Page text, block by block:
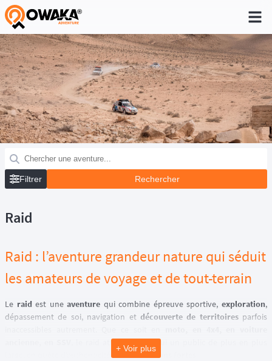
®
Filtrer
Raid
Raid : l’aventure grandeur nature qui séduit
les amateurs de voyage et de tout-terrain
Le raid est uneaventure qui combine épreuve sportive,exploration,
dépassement de soi, navigation et découverte de territoiresparfois
, le raid attire aujourd’hui un public de plus en plus
large, en quête d’authenticité et desensations fortes
+ Voir plus